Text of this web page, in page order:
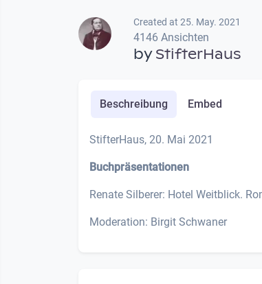
Created at 25. May. 2021
4146 Ansichten
byStifterHaus
Beschreibung Embed
StifterHaus, 20. Mai 2021
Buchpräsentationen
Renate Silberer: Hotel Weitblick.
Moderation: Birgit Schwaner